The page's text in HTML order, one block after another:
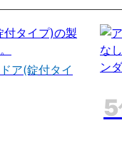
ア(錠付タイ